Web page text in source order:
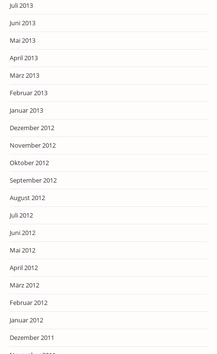
Juli 2013
Juni 2013
Mai 2013
April 2013
März 2013
Februar 2013
Januar 2013
Dezember 2012
November 2012
Oktober 2012
September 2012
August 2012
Juli 2012
Juni 2012
Mai 2012
April 2012
März 2012
Februar 2012
Januar 2012
Dezember 2011